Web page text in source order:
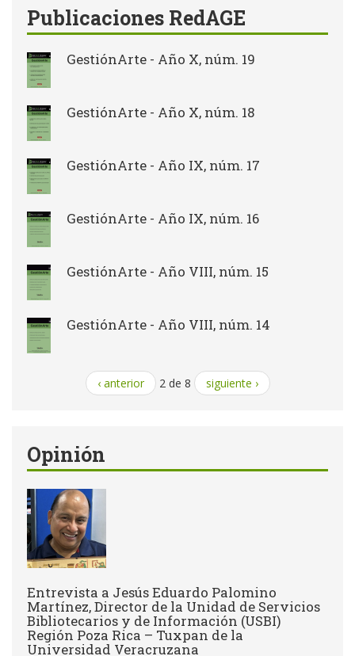
Publicaciones RedAGE
GestiónArte - Año X, núm. 19
GestiónArte - Año X, núm. 18
GestiónArte - Año IX, núm. 17
GestiónArte - Año IX, núm. 16
GestiónArte - Año VIII, núm. 15
GestiónArte - Año VIII, núm. 14
‹ anterior 2 de 8 siguiente ›
Opinión
Entrevista a Jesús Eduardo Palomino
Martínez, Director de la Unidad de Servicios
Bibliotecarios y de Información (USBI)
Región Poza Rica – Tuxpan de la
Universidad Veracruzana